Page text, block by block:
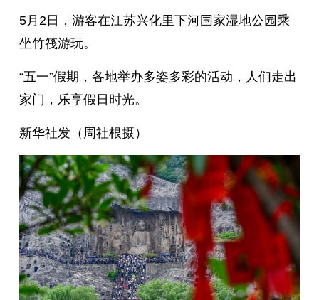
5月2日，游客在江苏兴化里下河国家湿地公园乘
坐竹筏游玩。
“五一”假期，各地举办多姿多彩的活动，人们走出
家门，乐享假日时光。
新华社发（周社根摄）